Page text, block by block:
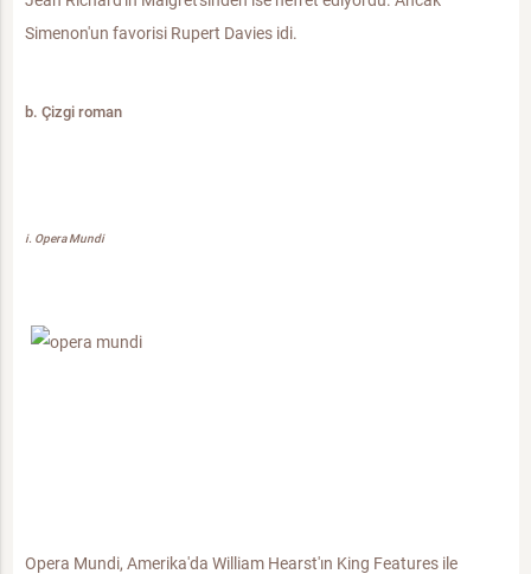
Simenon'un favorisi Rupert Davies idi.
b. Çizgi roman
i. Opera Mundi
Opera Mundi, Amerika'da William Hearst'ın King Features ile